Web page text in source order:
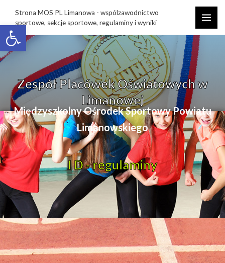
Open toolbar
Strona MOS PL Limanowa - wspólzawodnictwo
sportowe, sekcje sportowe, regulaminy i wyniki
Zespół Placówek Oświatowych w
Limanowej
Międzyszkolny Ośrodek Sportowy Powiatu
Limanowskiego
I D - regulaminy